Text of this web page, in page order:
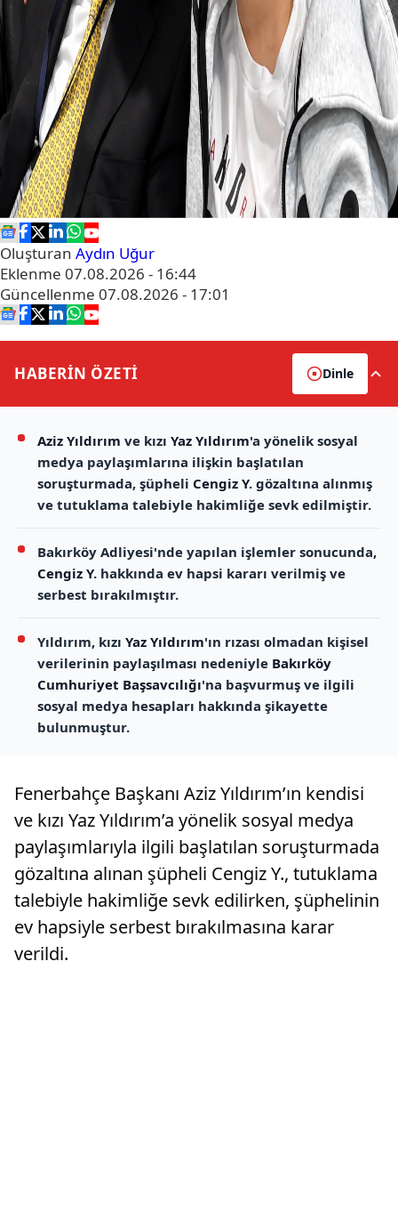
Oluşturan Aydın Uğur
Eklenme 07.08.2026 - 16:44
Güncellenme 07.08.2026 - 17:01
HABERİN ÖZETİ Dinle
Aziz Yıldırım ve kızı Yaz Yıldırım'a yönelik sosyal
medya paylaşımlarına ilişkin başlatılan
soruşturmada, şüpheli Cengiz Y. gözaltına alınmış
ve tutuklama talebiyle hakimliğe sevk edilmiştir.
Bakırköy Adliyesi'nde yapılan işlemler sonucunda,
Cengiz Y. hakkında ev hapsi kararı verilmiş ve
serbest bırakılmıştır.
Yıldırım, kızı Yaz Yıldırım'ın rızası olmadan kişisel
verilerinin paylaşılması nedeniyle Bakırköy
Cumhuriyet Başsavcılığı'na başvurmuş ve ilgili
sosyal medya hesapları hakkında şikayette
bulunmuştur.
Fenerbahçe Başkanı Aziz Yıldırım’ın kendisi
ve kızı Yaz Yıldırım’a yönelik sosyal medya
paylaşımlarıyla ilgili başlatılan soruşturmada
gözaltına alınan şüpheli Cengiz Y., tutuklama
talebiyle hakimliğe sevk edilirken, şüphelinin
ev hapsiyle serbest bırakılmasına karar
verildi.